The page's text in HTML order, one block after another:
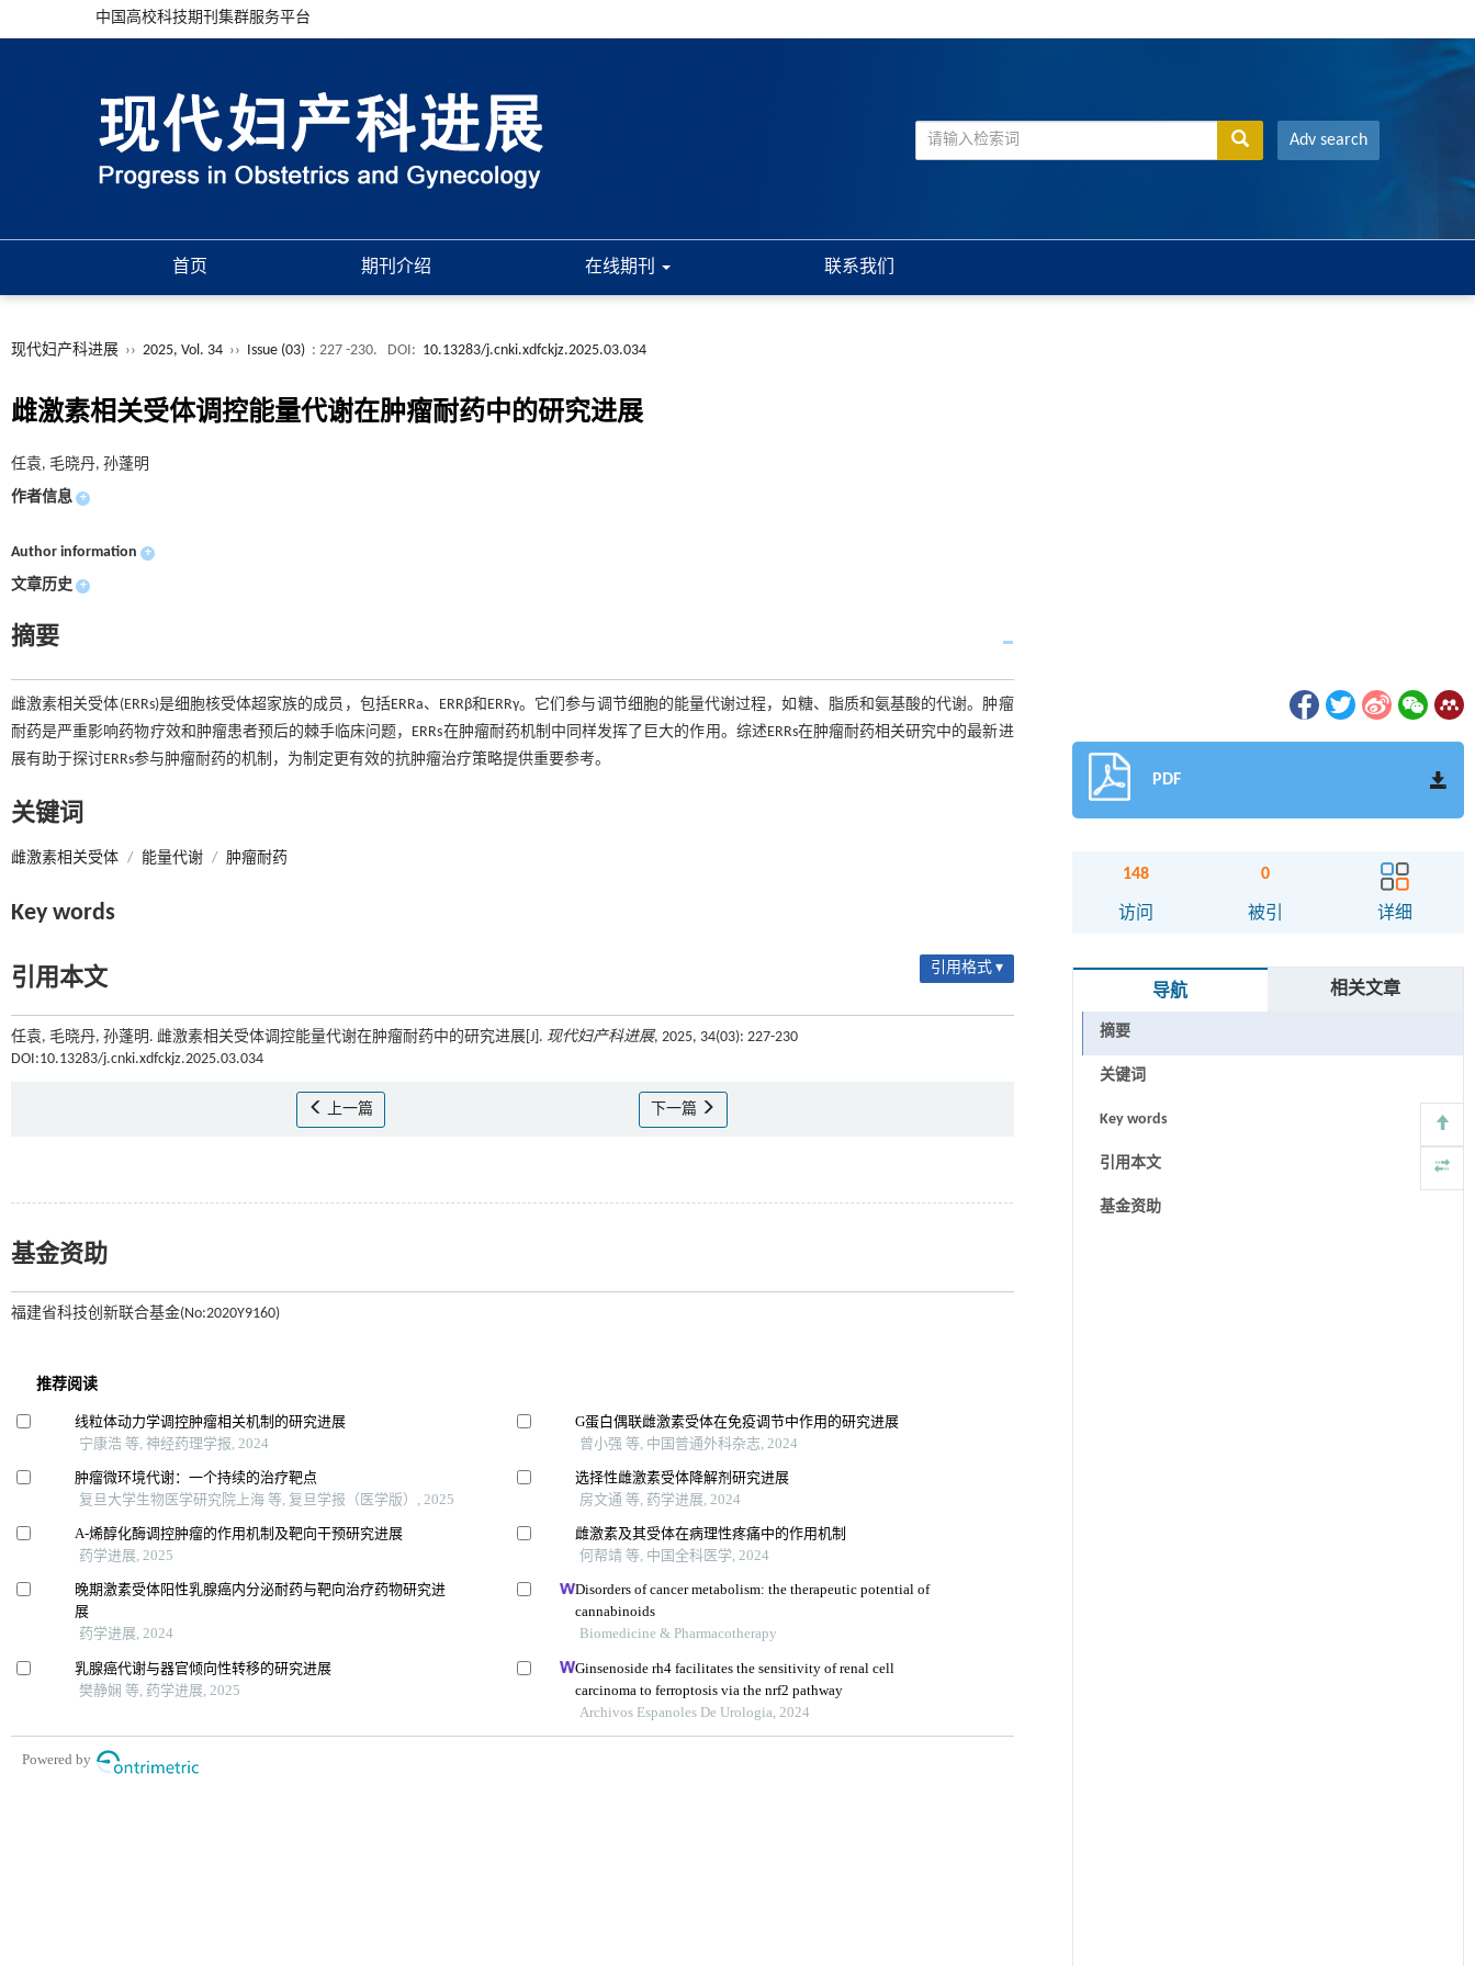
中国高校科技期刊集群服务平台
Adv search
首页 期刊介绍 在线期刊 联系我们
现代妇产科进展 ›› 2025, Vol. 34 ›› Issue (03) : 227 -230. DOI: 10.13283/j.cnki.xdfckjz.2025.03.034
雌激素相关受体调控能量代谢在肿瘤耐药中的研究进展
任袁, 毛晓丹, 孙蓬明
作者信息 +
Author information +
文章历史 +
摘要
雌激素相关受体(ERRs)是细胞核受体超家族的成员，包括ERRa、ERRβ和ERRγ。它们参与调节细胞的能量代谢过程，如糖、脂质和氨基酸的代谢。肿瘤
耐药是严重影响药物疗效和肿瘤患者预后的棘手临床问题，ERRs在肿瘤耐药机制中同样发挥了巨大的作用。综述ERRs在肿瘤耐药相关研究中的最新进
展有助于探讨ERRs参与肿瘤耐药的机制，为制定更有效的抗肿瘤治疗策略提供重要参考。
关键词
雌激素相关受体 / 能量代谢 / 肿瘤耐药
Key words
引用本文 引用格式 ▾
任袁, 毛晓丹, 孙蓬明. 雌激素相关受体调控能量代谢在肿瘤耐药中的研究进展[J]. 现代妇产科进展, 2025, 34(03): 227-230
DOI:10.13283/j.cnki.xdfckjz.2025.03.034
上一篇 下一篇
基金资助
福建省科技创新联合基金(No:2020Y9160)
PDF
148
访问
0
被引 详细
导航 相关文章
摘要
关键词
Key words
引用本文
基金资助